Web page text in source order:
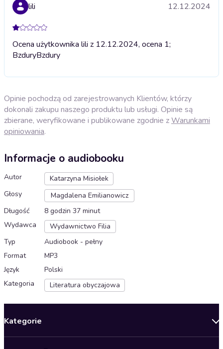
lili 12.12.2024
Ocena użytkownika lili z 12.12.2024, ocena 1;
BzduryBzdury
Opinie pochodzą od zarejestrowanych Klientów, którzy
dokonali zakupu naszego produktu lub usługi. Opinie są
zbierane, weryfikowane i publikowane zgodnie zWarunkami
opiniowania.
Informacje o audiobooku
Autor
Katarzyna Misiołek
Głosy
Magdalena Emilianowicz
Długość
8 godzin 37 minut
Wydawca
Wydawnictwo Filia
Typ
Audiobook - pełny
Format
MP3
Język
Polski
Kategoria
Literatura obyczajowa
Kategorie